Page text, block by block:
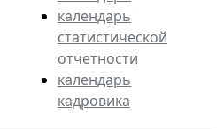
календарь
статистической
отчетности
календарь
кадровика